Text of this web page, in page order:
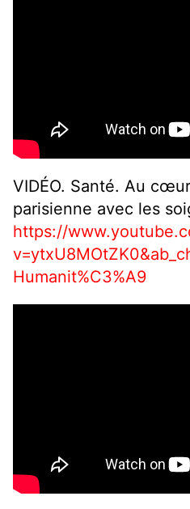
VIDÉO. Santé. Au
parisienne avec les
https://
Humanit%C3%A9